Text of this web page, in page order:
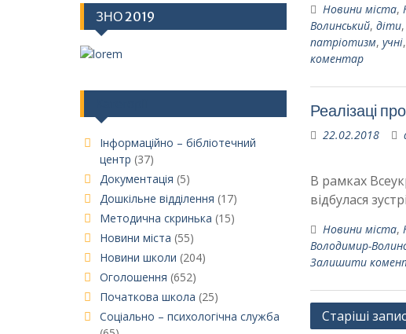
Новини міста,
Волинський, діти,
патріотизм, учні,
коментар
Реалізаці
22.02.2018
В рамках
відбулася
Новини міста,
Володимир-
Залишити
Навігація
Старіші
ЗНО 2019
Інформаційно – бібліотечний
центр (37)
Документація (5)
Дошкільне відділення (17)
Методична скринька (15)
Новини міста (55)
Новини школи (204)
Оголошення (652)
Початкова школа (25)
Соціально – психологічна служба